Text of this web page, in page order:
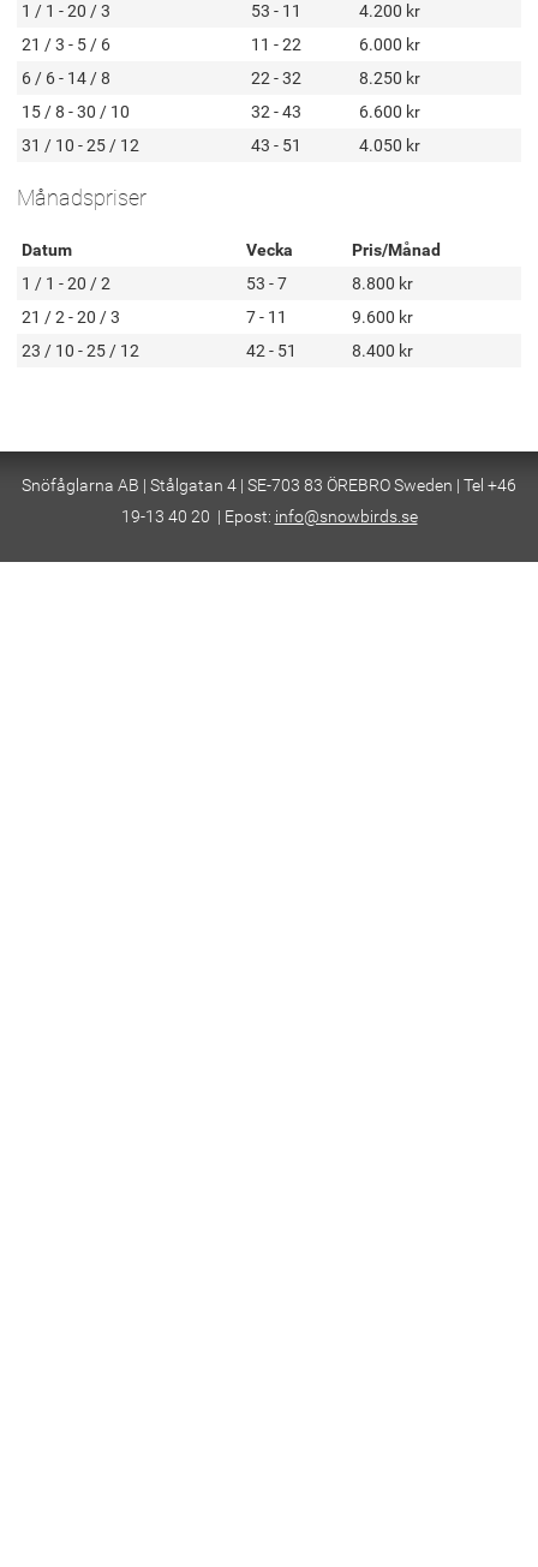
1 / 1 - 20 / 3
53 - 11
4.200 kr
21 / 3 - 5 / 6
11 - 22
6.000 kr
6 / 6 - 14 / 8
22 - 32
8.250 kr
15 / 8 - 30 / 10
32 - 43
6.600 kr
31 / 10 - 25 / 12
43 - 51 4.050 kr
Månadspriser
Datum Vecka
Pris/Månad
1 / 1 - 20 / 2
53 - 7
8.800 kr
21 / 2 - 20 / 3
7 - 11
9.600 kr
23 / 10 - 25 / 12
42 - 51 8.400 kr
Snöfåglarna AB | Stålgatan 4 | SE-703 83 ÖREBRO Sweden | Tel +46
19-13 40 20 | Epost: info@snowbirds.se